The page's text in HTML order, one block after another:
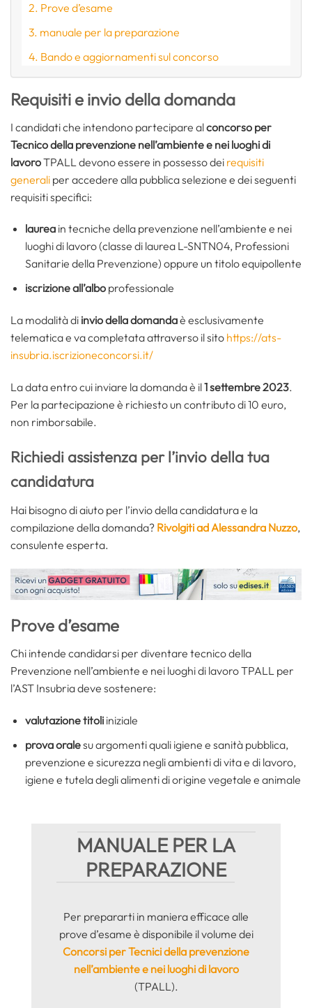
Prove d’esame
manuale per la preparazione
Bando e aggiornamenti sul concorso
Requisiti e invio della domanda
I candidati che intendono partecipare alconcorso per
Tecnico della prevenzione nell’ambiente e nei luoghi di
lavoroTPALL devono essere in possesso dei requisiti
generali per accedere alla pubblica selezione e dei seguenti
requisiti specifici:
laureain tecniche della prevenzione nell’ambiente e nei
luoghi di lavoro (classe di laurea L-SNTN04, Professioni
Sanitarie della Prevenzione) oppure un titolo equipollente
iscrizione all’alboprofessionale
La modalità di invio della domandaè esclusivamente
telematica e va completata attraverso il sito https://ats-
insubria.iscrizioneconcorsi.it/
La data entro cui inviare la domanda è il1 settembre 2023.
Per la partecipazione è richiesto un contributo di 10 euro,
non rimborsabile.
Richiedi assistenza per l’invio della tua
candidatura
Hai bisogno di aiuto per l’invio della candidatura e la
compilazione della domanda? Rivolgiti ad Alessandra Nuzzo,
consulente esperta.
Prove d’esame
Chi intende candidarsi per diventare tecnico della
Prevenzione nell’ambiente e nei luoghi di lavoro TPALL per
l’AST Insubria deve sostenere:
valutazione titoliiniziale
prova oralesu argomenti quali igiene e sanità pubblica,
prevenzione e sicurezza negli ambienti di vita e di lavoro,
igiene e tutela degli alimenti di origine vegetale e animale
MANUALE PER LA
PREPARAZIONE
Per prepararti in maniera efficace alle
prove d’esame è disponibile il volume dei
Concorsi per Tecnici della prevenzione
nell’ambiente e nei luoghi di lavoro
(TPALL).